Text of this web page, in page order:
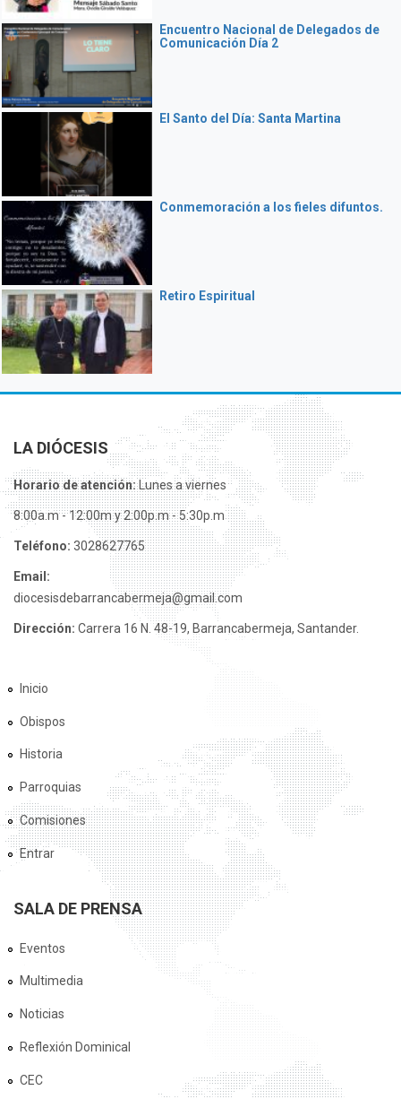
Encuentro Nacional de Delegados de
Comunicación Día 2
El Santo del Día: Santa Martina
Conmemoración a los fieles difuntos.
Retiro Espiritual
LA DIÓCESIS
Horario de atención:Lunes a viernes
8:00a.m - 12:00m y 2:00p.m - 5:30p.m
Teléfono: 3028627765
Email:
diocesisdebarrancabermeja@gmail.com
Dirección: Carrera 16 N. 48-19, Barrancabermeja, Santander.
Inicio
Obispos
Historia
Parroquias
Comisiones
Entrar
SALA DE PRENSA
Eventos
Multimedia
Noticias
Reflexión Dominical
CEC